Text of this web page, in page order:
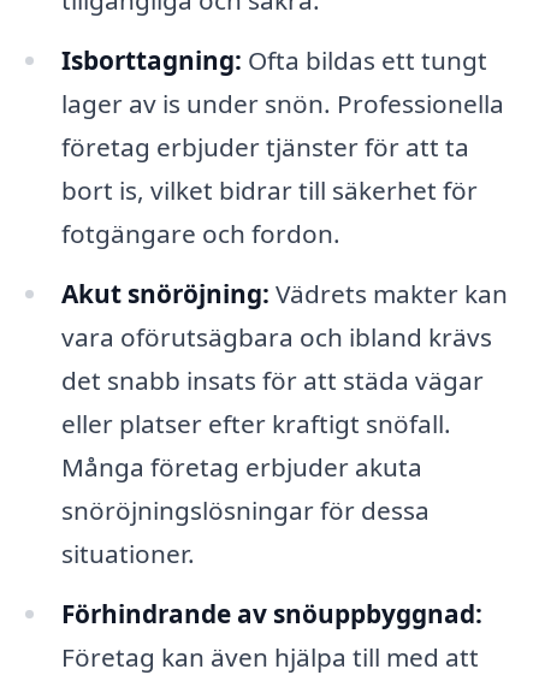
Isborttagning: Ofta bildas ett tungt
lager av is under snön. Professionella
företag erbjuder tjänster för att ta
bort is, vilket bidrar till säkerhet för
fotgängare och fordon.
Akut snöröjning: Vädrets makter kan
vara oförutsägbara och ibland krävs
det snabb insats för att städa vägar
eller platser efter kraftigt snöfall.
Många företag erbjuder akuta
snöröjningslösningar för dessa
situationer.
Förhindrande av snöuppbyggnad:
Företag kan även hjälpa till med att